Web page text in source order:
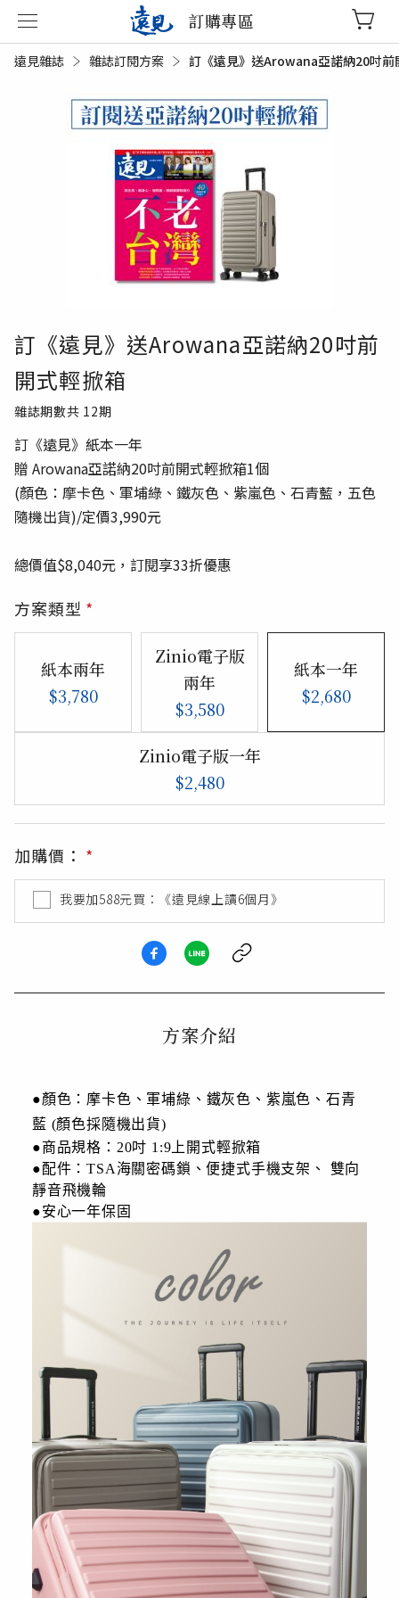
訂購專區
遠見雜誌 雜誌訂閱方案 目前頁面：
訂《遠見》送Arowana亞諾納20吋前
訂《遠見》送Arowana亞諾納20吋前
開式輕掀箱
雜誌期數共 12期
訂《遠見》紙本一年
贈 Arowana亞諾納20吋前開式輕掀箱1個
(顏色：摩卡色、軍埔綠、鐵灰色、紫嵐色、石青藍，五色
隨機出貨)/定價3,990元
總價值$8,040元，訂閱享33折優惠
方案類型 *
紙本兩年
$3,780
Zinio電子版
兩年
$3,580
紙本一年
$2,680
Zinio電子版一年
$2,480
加購價： *
我要加588元買：《遠見線上讀6個月》
方案介紹
●顏色： 摩卡色、軍埔綠、鐵灰色、紫嵐色、石青
藍 (顏色採隨機出貨)
●商品規格：20吋 1:9上開式輕掀箱
●配件：TSA海關密碼鎖、便捷式手機支架、
雙向
靜音飛機輪
●安心一年保固